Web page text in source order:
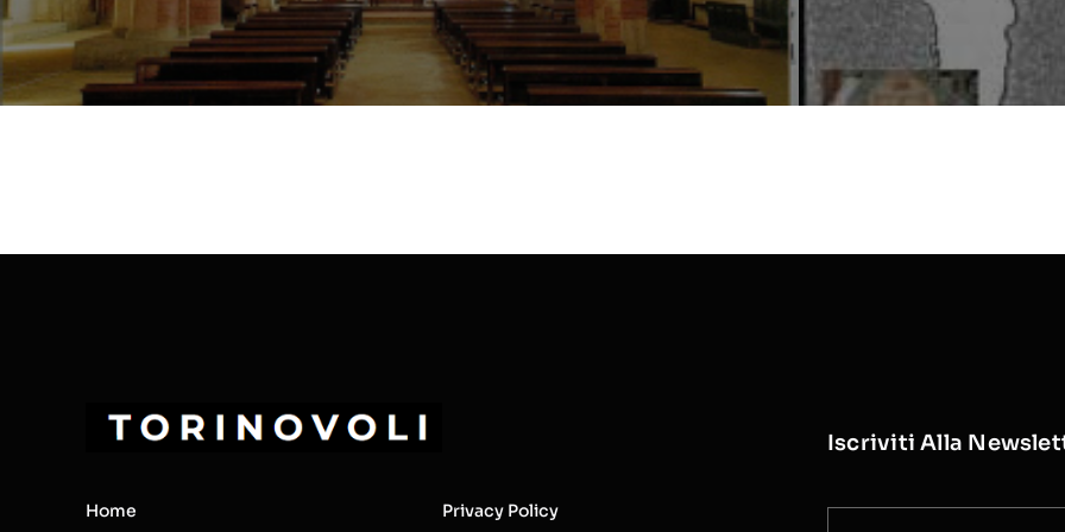
Home Privacy Policy
Iscriviti Alla